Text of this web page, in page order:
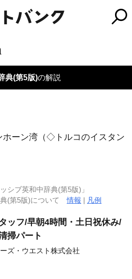
典(第5版)の解説
ホーン湾（◇トルコのイスタン
シブ英和中辞典(第5版)」
典(第5版)について情報 | 凡例
ッフ/早朝4時間・土日祝休み/
掃パート
ズ・ウエスト株式会社